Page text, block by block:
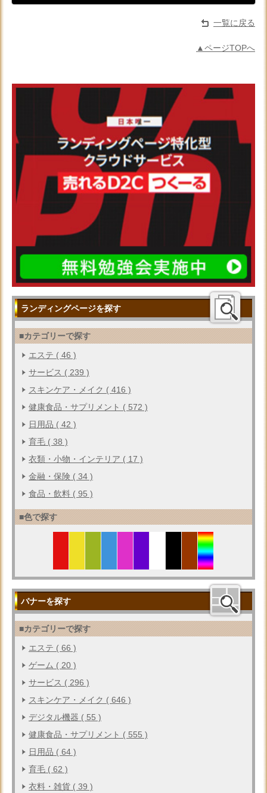
一覧に戻る
▲ページTOPへ
ランディングページを探す
■カテゴリーで探す
エステ ( 46 )
サービス ( 239 )
スキンケア・メイク ( 416 )
健康食品・サプリメント ( 572 )
日用品 ( 42 )
育毛 ( 38 )
衣類・小物・インテリア ( 17 )
金融・保険 ( 34 )
食品・飲料 ( 95 )
■色で探す
バナーを探す
■カテゴリーで探す
エステ ( 66 )
ゲーム ( 20 )
サービス ( 296 )
スキンケア・メイク ( 646 )
デジタル機器 ( 55 )
健康食品・サプリメント ( 555 )
日用品 ( 64 )
育毛 ( 62 )
衣料・雑貨 ( 39 )